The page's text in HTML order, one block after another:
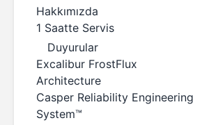
Hakkımızda
1 Saatte Servis
Duyurular
Excalibur FrostFlux
Architecture
Casper Reliability Engineering
System™